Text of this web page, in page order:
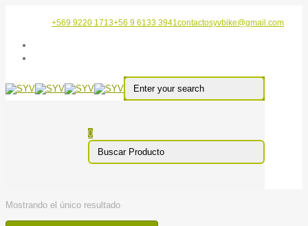
+569 9220 1713+56 9 6133 3941contactosyvbike@gmail.com
0
Mostrando el único resultado